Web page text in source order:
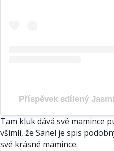
Tam kluk dává své mamince
všimli, že Sanel je spis
své krásné mamince.